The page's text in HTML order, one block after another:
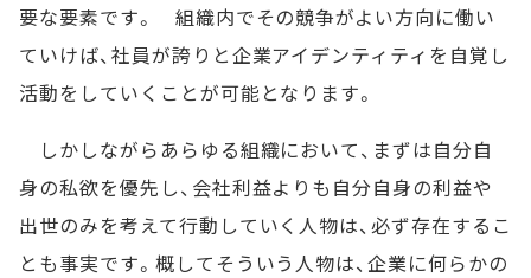
要な要素です。 組織内でその競争がよい方向に働い
ていけば、社員が誇りと企業アイデンティティを自覚し
活動をしていくことが可能となります。
しかしながらあらゆる組織において、まずは自分自
身の私欲を優先し、会社利益よりも自分自身の利益や
出世のみを考えて行動していく人物は、必ず存在するこ
とも事実です。概してそういう人物は、企業に何らかの